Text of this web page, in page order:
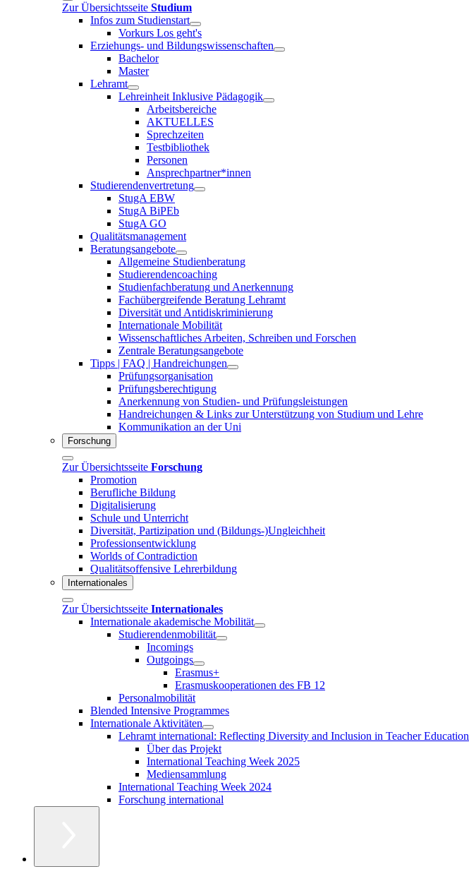
Zur Übersichtsseite Studium
Infos zum Studienstart
Vorkurs Los geht's
Erziehungs- und Bildungswissenschaften
Bachelor
Master
Lehramt
Lehreinheit Inklusive Pädagogik
Arbeitsbereiche
AKTUELLES
Sprechzeiten
Testbibliothek
Personen
Ansprechpartner*innen
Studierendenvertretung
StugA EBW
StugA BiPEb
StugA GO
Qualitätsmanagement
Beratungsangebote
Allgemeine Studienberatung
Studierendencoaching
Studienfachberatung und Anerkennung
Fachübergreifende Beratung Lehramt
Diversität und Antidiskriminierung
Internationale Mobilität
Wissenschaftliches Arbeiten, Schreiben und Forschen
Zentrale Beratungsangebote
Tipps | FAQ | Handreichungen
Prüfungsorganisation
Prüfungsberechtigung
Anerkennung von Studien- und Prüfungsleistungen
Handreichungen & Links zur Unterstützung von Studium und Lehre
Kommunikation an der Uni
Forschung
Zur Übersichtsseite Forschung
Promotion
Berufliche Bildung
Digitalisierung
Schule und Unterricht
Diversität, Partizipation und (Bildungs-)Ungleichheit
Professionsentwicklung
Worlds of Contradiction
Qualitätsoffensive Lehrerbildung
Internationales
Zur Übersichtsseite Internationales
Internationale akademische Mobilität
Studierendenmobilität
Incomings
Outgoings
Erasmus+
Erasmuskooperationen des FB 12
Personalmobilität
Blended Intensive Programmes
Internationale Aktivitäten
Lehramt international: Reflecting Diversity and Inclusion in Teacher Education
Über das Projekt
International Teaching Week 2025
Mediensammlung
International Teaching Week 2024
Forschung international